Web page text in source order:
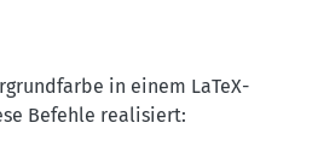
in einem LaTeX-
Befehle realisiert: